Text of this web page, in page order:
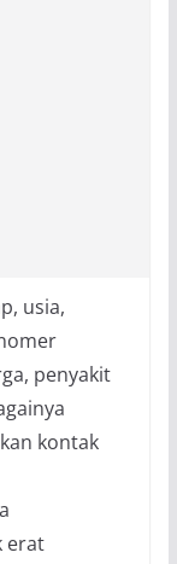
usia,
penyakit
kontak
erat